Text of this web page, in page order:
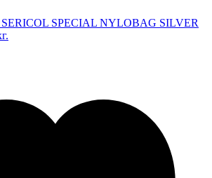
SERICOL SPECIAL NYLOBAG SILVER